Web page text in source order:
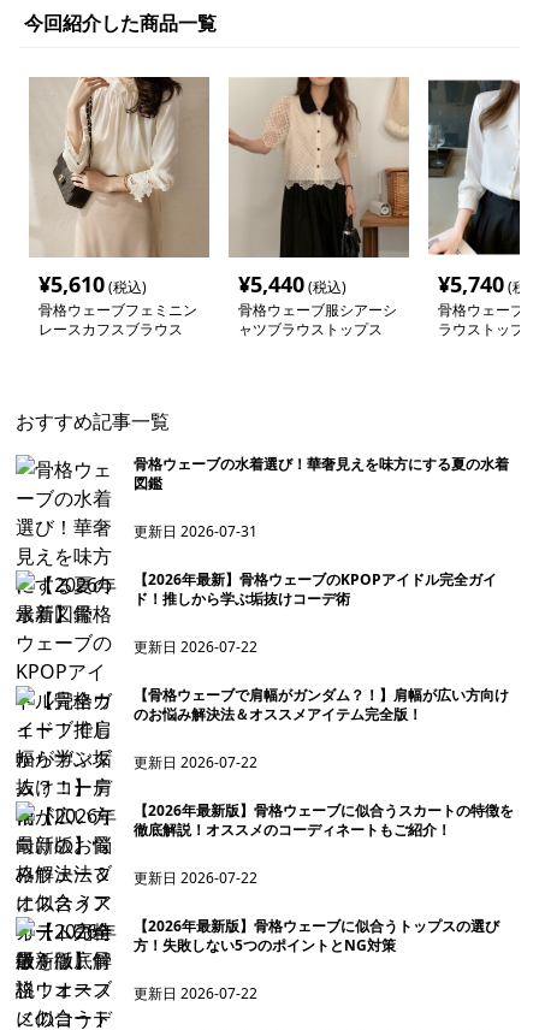
今回紹介した商品一覧
¥5,610(税込)
骨格ウェーブフェミニン
レースカフスブラウス
¥5,440(税込)
骨格ウェーブ服シアーシ
ャツブラウストップス
¥5,740(税
骨格ウェーブ
ラウストップス
おすすめ記事一覧
骨格ウェーブの水着選び！華奢見えを味方にする夏の水着
図鑑
更新日2026-07-31
【2026年最新】骨格ウェーブのKPOPアイドル完全ガイ
ド！推しから学ぶ垢抜けコーデ術
更新日2026-07-22
【骨格ウェーブで肩幅がガンダム？！】肩幅が広い方向け
のお悩み解決法＆オススメアイテム完全版！
更新日2026-07-22
【2026年最新版】骨格ウェーブに似合うスカートの特徴を
徹底解説！オススメのコーディネートもご紹介！
更新日2026-07-22
【2026年最新版】骨格ウェーブに似合うトップスの選び
方！失敗しない5つのポイントとNG対策
更新日2026-07-22